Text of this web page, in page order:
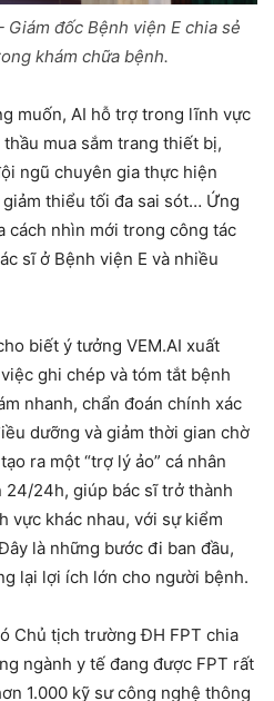
Giám đốc Bệnh viện E chia sẻ
khám chữa bệnh.
muốn, AI hỗ trợ trong lĩnh vực
mua sắm trang thiết bị,
ngũ chuyên gia thực hiện
thiểu tối đa sai sót… Ứng
cách nhìn mới trong công tác
sĩ ở Bệnh viện E và nhiều
biết ý tưởng VEM.AI xuất
ghi chép và tóm tắt bệnh
nhanh, chẩn đoán chính xác
dưỡng và giảm thời gian chờ
ra một “trợ lý ảo” cá nhân
24/24h, giúp bác sĩ trở thành
vực khác nhau, với sự kiểm
là những bước đi ban đầu,
lại lợi ích lớn cho người bệnh.
Chủ tịch trường ĐH FPT chia
ngành y tế đang được FPT rất
1.000 kỹ sư công nghệ thông